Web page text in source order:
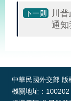
政
礙
網
站
說
川
通知
中華民國外交部
機關地址：